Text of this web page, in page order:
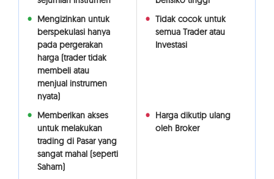
Mengizinkan untuk
berspekulasi hanya
pada pergerakan
harga (trader tidak
membeli atau
menjual instrumen
nyata)
Tidak cocok untuk
semua Trader atau
Investasi
Memberikan akses
untuk melakukan
trading di Pasar yang
sangat mahal (seperti
Saham)
Harga dikutip ulang
oleh Broker